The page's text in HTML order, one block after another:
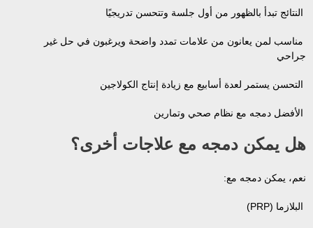
النتائج تبدأ بالظهور من أول جلسة وتتحسن تدريجيًا
مناسب لمن يعانون من علامات تمدد واضحة ويرغبون في حل غير
جراحي
التحسن يستمر لعدة أسابيع مع زيادة إنتاج الكولاجين
الأفضل دمجه مع نظام صحي وتمارين
هل يمكن دمجه مع علاجات أخرى؟
نعم، يمكن دمجه مع:
البلازما (PRP)